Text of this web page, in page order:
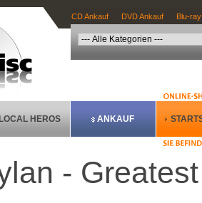
CD Ankauf DVD Ankauf Blu-
LOCAL HEROS ANKAUF
-